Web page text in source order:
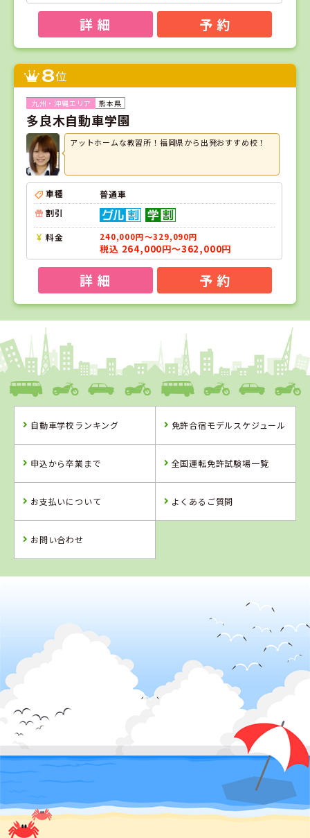
詳 細 予 約
8位
熊本県
多良木自動車学園
アットホームな教習所！福岡県から出発おすすめ校！
車種
普通車
割引
料金 240,000円～329,090円
税込 264,000円～362,000円
詳 細 予 約
1
福岡県
アイルモータースクール門司
詳 細 予 約
詳 細 予 約
3位
スクール門司
詳 細
予 約
詳 細
4位
校
詳 細
予 約
5位
大分県
きつき自動車学
予 約
6位
沖縄県
北丘自動車学校
詳 細
予 約
7位 8位
自動車学校ランキング 免許合宿モデルスケジュール
申込から卒業まで 全国運転免許試験場一覧
お支払いについて よくあるご質問
お問い合わせ